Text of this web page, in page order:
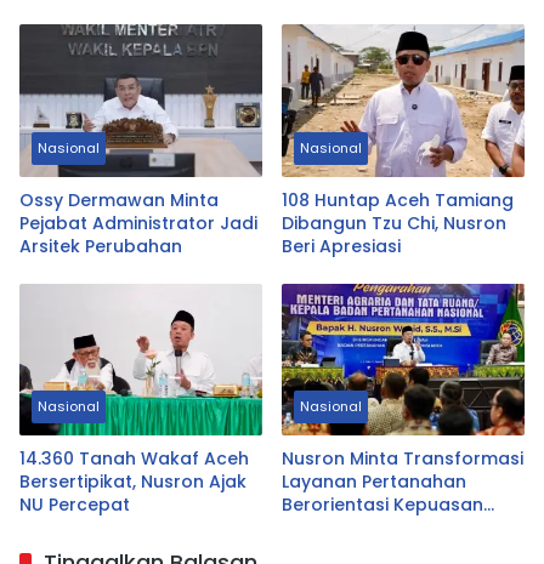
Nasional
Ossy Dermawan Minta
Pejabat Administrator Jadi
Arsitek Perubahan
Nasional
108 Huntap Aceh Tamiang
Dibangun Tzu Chi, Nusron
Beri Apresiasi
Nasional
14.360 Tanah Wakaf Aceh
Bersertipikat, Nusron Ajak
NU Percepat
Nasional
Nusron Minta Transformasi
Layanan Pertanahan
Berorientasi Kepuasan